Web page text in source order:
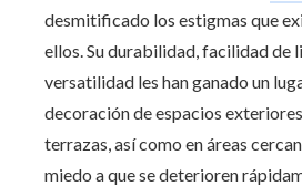
desmitificado los estigmas que
ellos. Su durabilidad, facilidad de
versatilidad les han ganado un
decoración de espacios
terrazas, así como en áreas
miedo a que se deterioren